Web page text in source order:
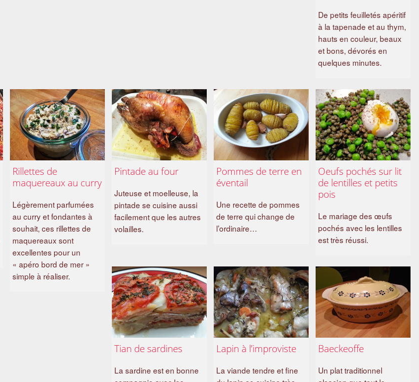
De petits feuilletés apéritif
à la tapenade et au thym,
hauts en couleur, beaux
et bons, dévorés en
quelques minutes.
Rillettes de
maquereaux au curry
Légèrement parfumées
au curry et fondantes à
souhait, ces rillettes de
maquereaux sont
excellentes pour un
« apéro bord de mer »
simple à réaliser.
Pintade au four
Juteuse et moelleuse, la
pintade se cuisine aussi
facilement que les autres
volailles.
Pommes de terre en
éventail
Une recette de pommes
de terre qui change de
l’ordinaire…
Oeufs pochés sur lit
de lentilles et petits
pois
Le mariage des œufs
pochés avec les lentilles
est très réussi.
Tian de sardines
La sardine est en bonne
Lapin à l’improviste
La viande tendre et fine
Baeckeoffe
Un plat traditionnel